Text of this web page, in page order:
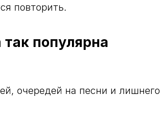
повторить.
популярна
очередей на песни и лишнего